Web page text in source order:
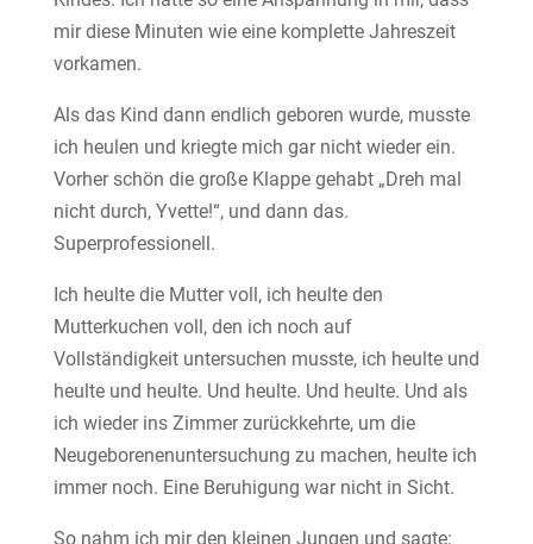
mir diese Minuten wie eine komplette Jahreszeit
vorkamen.
Als das Kind dann endlich geboren wurde, musste
ich heulen und kriegte mich gar nicht wieder ein.
Vorher schön die große Klappe gehabt „Dreh mal
nicht durch, Yvette!“, und dann das.
Superprofessionell.
Ich heulte die Mutter voll, ich heulte den
Mutterkuchen voll, den ich noch auf
Vollständigkeit untersuchen musste, ich heulte und
heulte und heulte. Und heulte. Und heulte. Und als
ich wieder ins Zimmer zurückkehrte, um die
Neugeborenenuntersuchung zu machen, heulte ich
immer noch. Eine Beruhigung war nicht in Sicht.
So nahm ich mir den kleinen Jungen und sagte: